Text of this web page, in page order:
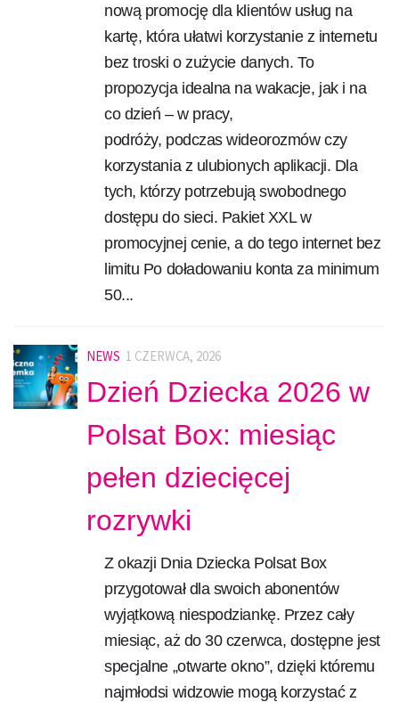
nową promocję dla klientów usług na
kartę, która ułatwi korzystanie z internetu
bez troski o zużycie danych. To
propozycja idealna na wakacje, jak i na
co dzień – w pracy,
podróży, podczas wideorozmów czy
korzystania z ulubionych aplikacji. Dla
tych, którzy potrzebują swobodnego
dostępu do sieci. Pakiet XXL w
promocyjnej cenie, a do tego internet bez
limitu Po doładowaniu konta za minimum
50...
NEWS 1 CZERWCA, 2026
Dzień Dziecka 2026 w
Polsat Box: miesiąc
pełen dziecięcej
rozrywki
Z okazji Dnia Dziecka Polsat Box
przygotował dla swoich abonentów
wyjątkową niespodziankę. Przez cały
miesiąc, aż do 30 czerwca, dostępne jest
specjalne „otwarte okno”, dzięki któremu
najmłodsi widzowie mogą korzystać z